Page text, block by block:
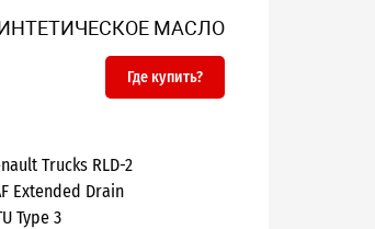
МАСЛО
Где купить?
Trucks RLD-2
Extended Drain
Type 3